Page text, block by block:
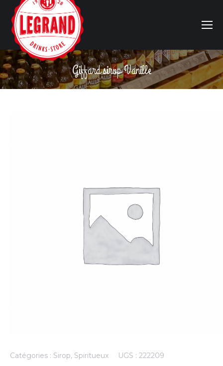
Giffard sirop Vanille
Vous êtes ici :
Catégories : Sirop, Spiritueux UGS : 222209